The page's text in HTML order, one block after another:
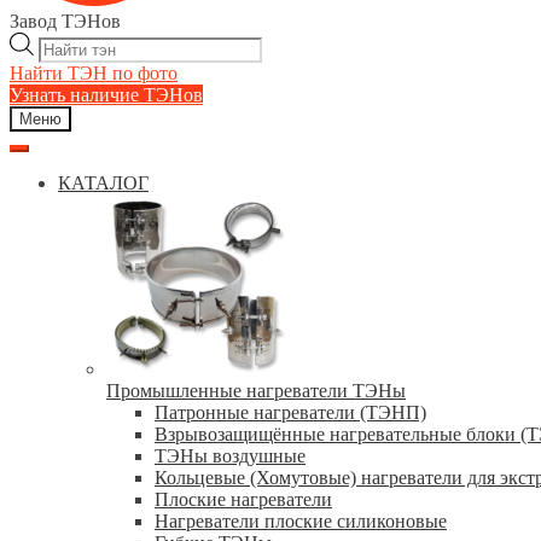
Завод ТЭНов
Поиск
товаров
Найти ТЭН по фото
Узнать наличие ТЭНов
Меню
КАТАЛОГ
Промышленные нагреватели ТЭНы
Патронные нагреватели (ТЭНП)
Взрывозащищённые нагревательные блоки
ТЭНы воздушные
Кольцевые (Хомутовые) нагреватели для
Плоские нагреватели
Нагреватели плоские силиконовые